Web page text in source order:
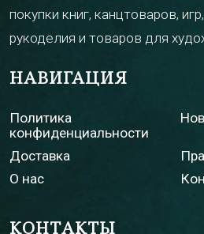
покупки книг, канцтоваров,
рукоделия и товаров для
НАВИГАЦИЯ
Политика
конфиденциальности
Доставка
О нас
КОНТАКТЫ